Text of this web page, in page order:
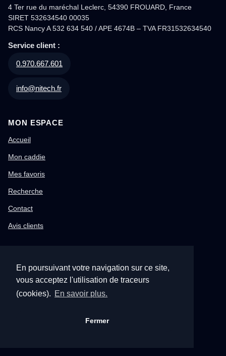
En poursuivant votre navigation sur ce site,
vous acceptez l'utilisation de traceurs
(cookies). En savoir plus.
Fermer
4 Ter rue du maréchal Leclerc, 54390 FROUARD, France
SIRET 532634540 00035
RCS Nancy A 532 634 540 / APE 4674B – TVA FR31532634540
Service client :
0.970.667.601
info@nitech.fr
MON ESPACE
Accueil
Mon caddie
Mes favoris
Recherche
Contact
Avis clients
Tous nos catalogues
Catalogue Chauffage